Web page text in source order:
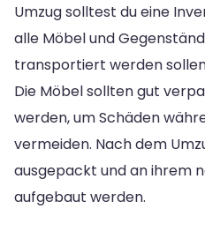
Umzug solltest du eine
alle Möbel und
transportiert werden
Die Möbel sollten gut
werden, um Schäden
vermeiden. Nach dem
ausgepackt und an ihrem
aufgebaut werden.